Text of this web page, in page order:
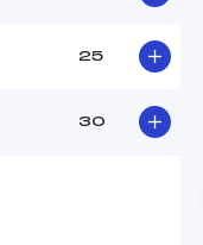
25
30